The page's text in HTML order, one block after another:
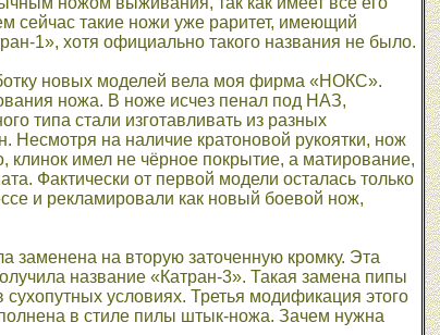
сейчас такие ножи уже раритет, имеющий
1», хотя официально такого названия не было.
новых моделей вела моя фирма «НОКС».
ножа. В ноже исчез пенал под НАЗ,
типа стали изготавливать из разных
на наличие кратоновой рукоятки, нож
клинок имел не чёрное покрытие, а матирование,
Фактически от первой модели осталась только
и рекламировали как новый боевой нож,
заменена на вторую заточенную кромку. Эта
название «Катран-3». Такая замена пипы
условиях. Третья модификация этого
в стиле пилы штык-ножа. Зачем нужна